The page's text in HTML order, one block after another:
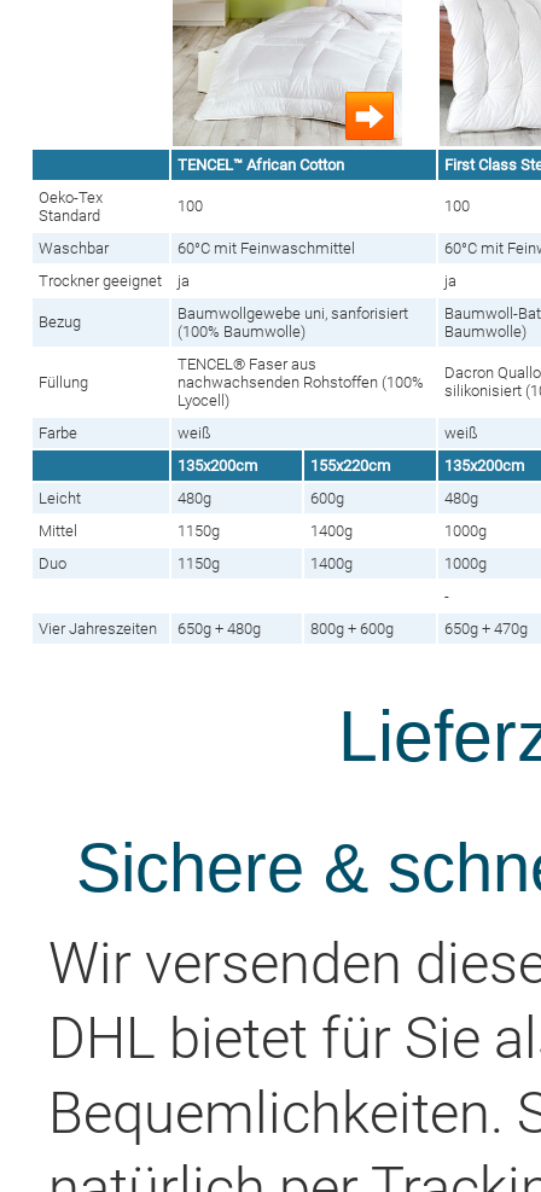
TENCEL™ African Cotton
First Class
Oeko-Tex
Standard
100 100
Waschbar 60°C mit Feinwaschmittel
60°C mit
Trockner geeignet
ja ja
Bezug
Baumwollgewebe uni, sanforisiert
(100% Baumwolle)
Baumwoll-
Baumwolle)
Füllung
TENCEL® Faser aus
nachwachsenden Rohstoffen (100%
Lyocell)
Dacron
silikonisiert
Farbe weiß
weiß
135x200cm
155x220cm
135x200cm
Leicht
480g 600g
480g
Mittel
1150g 1400g
1000g
Duo
1150g 1400g
1000g
-
Vier Jahreszeiten
650g + 480g 800g + 600g 650g + 470g
Sichere &
Wir versenden
DHL bietet für Sie
Bequemlichkeiten.